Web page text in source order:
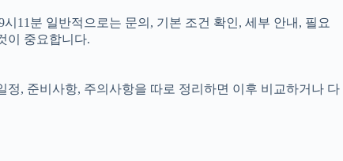
11분 일반적으로는 문의, 기본 조건 확인, 세부 안내, 필요
이 중요합니다.
정, 준비사항, 주의사항을 따로 정리하면 이후 비교하거나 다